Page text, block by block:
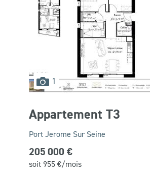
1 images
disponibles
Appartement T3
Port Jerome Sur Seine
205 000 €
soit 955€/mois